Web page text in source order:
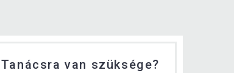
Tanácsra van szüksége?